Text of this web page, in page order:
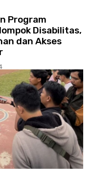
Program
Disabilitas,
dan Akses